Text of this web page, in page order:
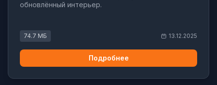
обновлённый интерьер.
74.7 МБ 13.12.2025
Подробнее